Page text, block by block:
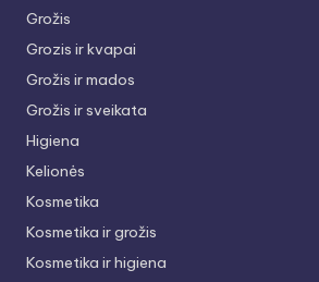
Grožis
Grozis ir kvapai
Grožis ir mados
Grožis ir sveikata
Higiena
Kelionės
Kosmetika
Kosmetika ir grožis
Kosmetika ir higiena